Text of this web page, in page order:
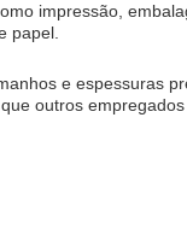
impressão,
papel.
e espessuras
outros